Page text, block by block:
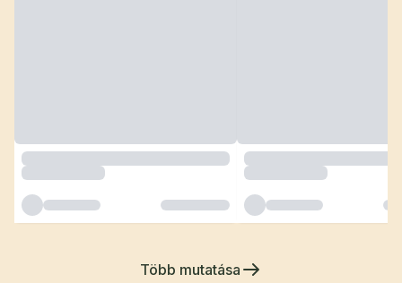
Több mutatása